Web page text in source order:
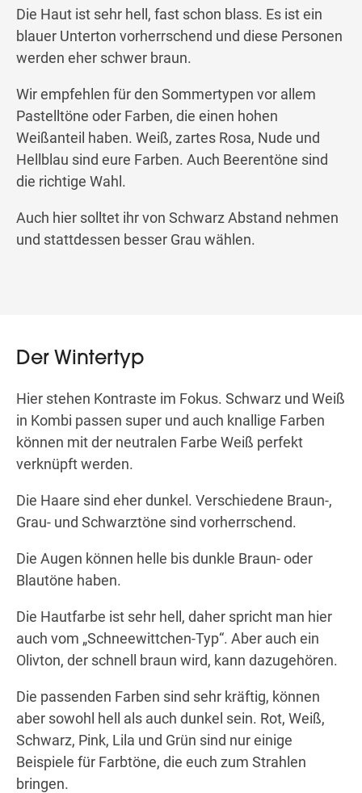
Die Haut ist sehr hell, fast schon blass. Es ist ein
blauer Unterton vorherrschend und diese Personen
werden eher schwer braun.
Wir empfehlen für den Sommertypen vor allem
Pastelltöne oder Farben, die einen hohen
Weißanteil haben. Weiß, zartes Rosa, Nude und
Hellblau sind eure Farben. Auch Beerentöne sind
die richtige Wahl.
Auch hier solltet ihr von Schwarz Abstand nehmen
und stattdessen besser Grau wählen.
Der Wintertyp
Hier stehen Kontraste im Fokus. Schwarz und Weiß
in Kombi passen super und auch knallige Farben
können mit der neutralen Farbe Weiß perfekt
verknüpft werden.
Die Haare sind eher dunkel. Verschiedene Braun-,
Grau- und Schwarztöne sind vorherrschend.
Die Augen können helle bis dunkle Braun- oder
Blautöne haben.
Die Hautfarbe ist sehr hell, daher spricht man hier
auch vom „Schneewittchen-Typ“. Aber auch ein
Olivton, der schnell braun wird, kann dazugehören.
Die passenden Farben sind sehr kräftig, können
aber sowohl hell als auch dunkel sein. Rot, Weiß,
Schwarz, Pink, Lila und Grün sind nur einige
Beispiele für Farbtöne, die euch zum Strahlen
bringen.